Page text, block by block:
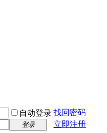
自动登录 找回密码
登录
立即注册